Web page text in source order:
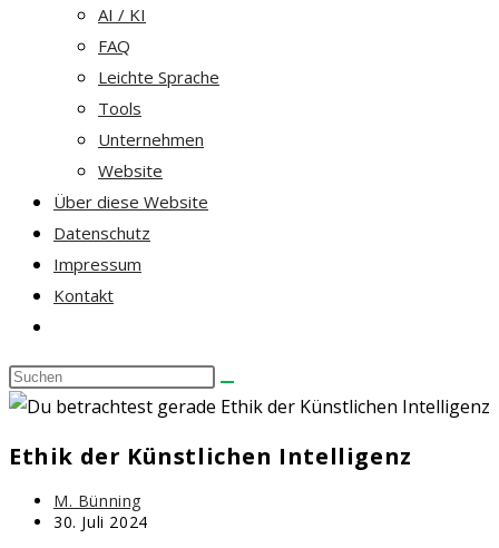
AI / KI
FAQ
Leichte Sprache
Tools
Unternehmen
Website
Über diese Website
Datenschutz
Impressum
Kontakt
umschalten
Diese
Website
Ethik der Künstlichen Intelligenz
Beitrags-
Autor:
M. Bünning
Beitrag
30. Juli 2024